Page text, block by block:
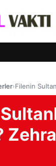
›Filenin